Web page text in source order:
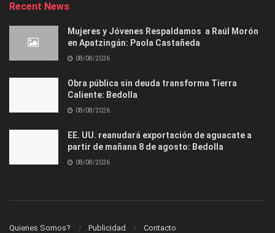
Recent News
Mujeres y Jóvenes Respaldamos a Raúl Morón
en Apatzingán: Paola Castañeda
08/08/2026
Obra pública sin deuda transforma Tierra
Caliente: Bedolla
08/08/2026
EE. UU. reanudará exportación de aguacate a
partir de mañana 8 de agosto: Bedolla
08/08/2026
Quienes Somos? Publicidad Contacto